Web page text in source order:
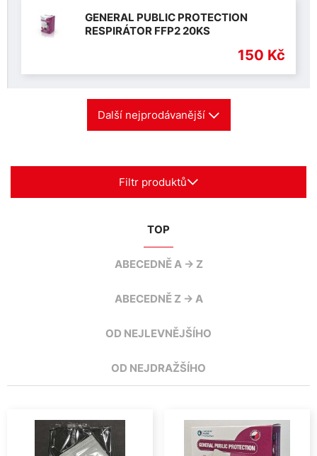
GENERAL PUBLIC PROTECTION
RESPIRÁTOR FFP2 20KS
150 Kč
Další nejprodávanější
Filtr produktů
TOP
ABECEDNĚ A -> Z
ABECEDNĚ Z -> A
OD NEJLEVNĚJŠÍHO
OD NEJDRAŽŠÍHO